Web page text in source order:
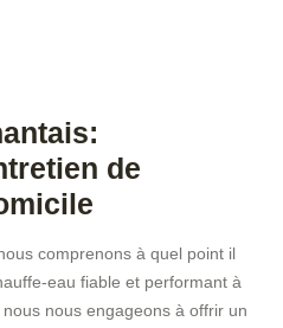
de
comprenons à quel point il
eau fiable et performant à
nous engageons à offrir un